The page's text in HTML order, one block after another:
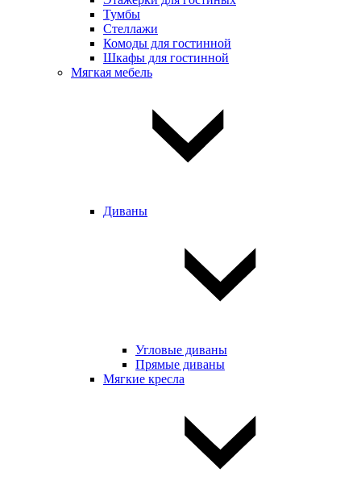
Тумбы
Стеллажи
Комоды для гостинной
Шкафы для гостинной
Мягкая мебель
Диваны
Угловые диваны
Прямые диваны
Мягкие кресла